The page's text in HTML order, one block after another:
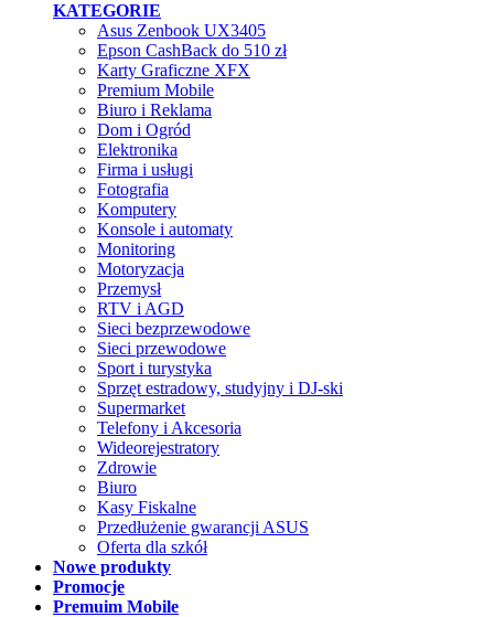
KATEGORIE
Asus Zenbook UX3405
Epson CashBack do 510 zł
Karty Graficzne XFX
Premium Mobile
Biuro i Reklama
Dom i Ogród
Elektronika
Firma i usługi
Fotografia
Komputery
Konsole i automaty
Monitoring
Motoryzacja
Przemysł
RTV i AGD
Sieci bezprzewodowe
Sieci przewodowe
Sport i turystyka
Sprzęt estradowy, studyjny i DJ-ski
Supermarket
Telefony i Akcesoria
Wideorejestratory
Zdrowie
Biuro
Kasy Fiskalne
Przedłużenie gwarancji ASUS
Oferta dla szkół
Nowe produkty
Promocje
Premuim Mobile